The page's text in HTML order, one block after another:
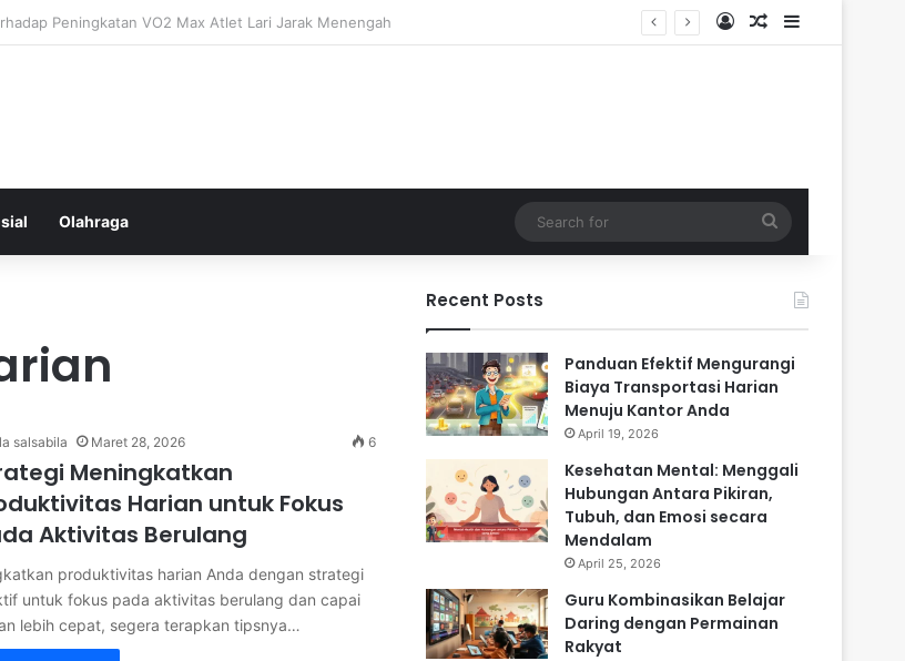
Hubungan Antara Pikiran, Tubuh, dan Emosi secara Mendalam Log InRandom Article
Sidebar
Olahraga
for
salsabila Maret 28, 2026 6
Meningkatkan
Harian untuk Fokus
Aktivitas Berulang
produktivitas harian Anda dengan strategi
untuk fokus pada aktivitas berulang dan capai
lebih cepat, segera terapkan tipsnya…
Recent Posts
Panduan Efektif Mengurangi
Biaya Transportasi Harian
Menuju Kantor Anda
April 19, 2026
Kesehatan Mental: Menggali
Hubungan Antara Pikiran,
Tubuh, dan Emosi secara
Mendalam
April 25, 2026
Guru Kombinasikan Belajar
Daring dengan Permainan
Rakyat